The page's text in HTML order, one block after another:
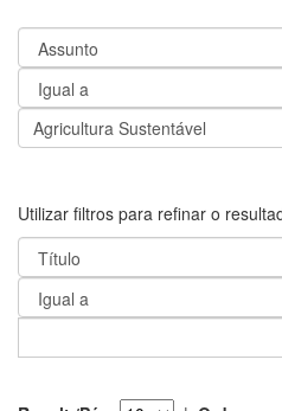
Utilizar filtros para refinar o